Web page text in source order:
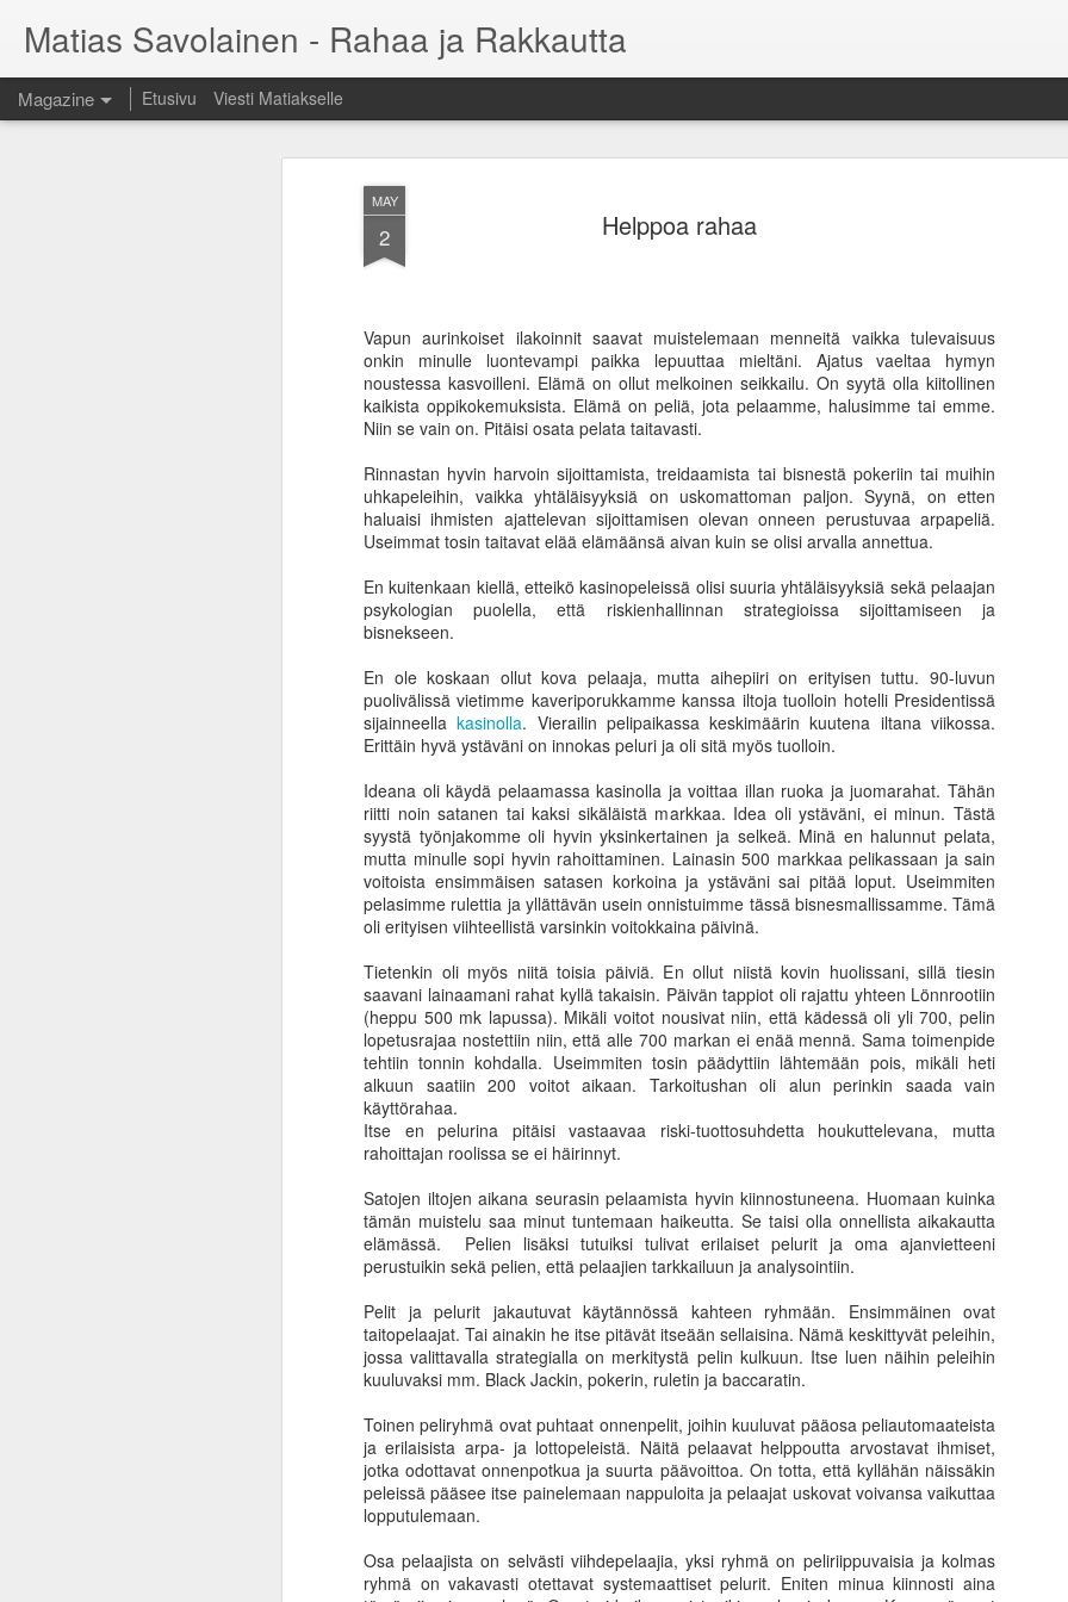
MAY
2 Helppoa rahaa
Vapun aurinkoiset ilakoinnit saavat muistelemaan menneitä vaikka tulevaisuus
onkin minulle luontevampi paikka lepuuttaa mieltäni. Ajatus vaeltaa hymyn
noustessa kasvoilleni. Elämä on ollut melkoinen seikkailu. On syytä olla kiitollinen
kaikista oppikokemuksista. Elämä on peliä, jota pelaamme, halusimme tai emme.
Niin se vain on. Pitäisi osata pelata taitavasti.
Rinnastan hyvin harvoin sijoittamista, treidaamista tai bisnestä pokeriin tai muihin
uhkapeleihin, vaikka yhtäläisyyksiä on uskomattoman paljon. Syynä, on etten
haluaisi ihmisten ajattelevan sijoittamisen olevan onneen perustuvaa arpapeliä.
Useimmat tosin taitavat elää elämäänsä aivan kuin se olisi arvalla annettua.
En kuitenkaan kiellä, etteikö kasinopeleissä olisi suuria yhtäläisyyksiä sekä pelaajan
psykologian puolella, että riskienhallinnan strategioissa sijoittamiseen ja
bisnekseen.
En ole koskaan ollut kova pelaaja, mutta aihepiiri on erityisen tuttu. 90-luvun
puolivälissä vietimme kaveriporukkamme kanssa iltoja tuolloin hotelli Presidentissä
sijainneellakasinolla. Vierailin pelipaikassa keskimäärin kuutena iltana viikossa.
Erittäin hyvä ystäväni on innokas peluri ja oli sitä myös tuolloin.
Ideana oli käydä pelaamassa kasinolla ja voittaa illan ruoka ja juomarahat. Tähän
riitti noin satanen tai kaksi sikäläistä markkaa. Idea oli ystäväni, ei minun. Tästä
syystä työnjakomme oli hyvin yksinkertainen ja selkeä. Minä en halunnut pelata,
mutta minulle sopi hyvin rahoittaminen. Lainasin 500 markkaa pelikassaan ja sain
voitoista ensimmäisen satasen korkoina ja ystäväni sai pitää loput. Useimmiten
pelasimme rulettia ja yllättävän usein onnistuimme tässä bisnesmallissamme. Tämä
oli erityisen viihteellistä varsinkin voitokkaina päivinä.
Tietenkin oli myös niitä toisia päiviä. En ollut niistä kovin huolissani, sillä tiesin
saavani lainaamani rahat kyllä takaisin. Päivän tappiot oli rajattu yhteen Lönnrootiin
(heppu 500 mk lapussa). Mikäli voitot nousivat niin, että kädessä oli yli 700, pelin
lopetusrajaa nostettiin niin, että alle 700 markan ei enää mennä. Sama toimenpide
tehtiin tonnin kohdalla. Useimmiten tosin päädyttiin lähtemään pois, mikäli heti
alkuun saatiin 200 voitot aikaan. Tarkoitushan oli alun perinkin saada vain
käyttörahaa.
Itse en pelurina pitäisi vastaavaa riski-tuottosuhdetta houkuttelevana, mutta
rahoittajan roolissa se ei häirinnyt.
Satojen iltojen aikana seurasin pelaamista hyvin kiinnostuneena. Huomaan kuinka
tämän muistelu saa minut tuntemaan haikeutta. Se taisi olla onnellista aikakautta
elämässä. Pelien lisäksi tutuiksi tulivat erilaiset pelurit ja oma ajanvietteeni
perustuikin sekä pelien, että pelaajien tarkkailuun ja analysointiin.
Pelit ja pelurit jakautuvat käytännössä kahteen ryhmään. Ensimmäinen ovat
taitopelaajat. Tai ainakin he itse pitävät itseään sellaisina. Nämä keskittyvät peleihin,
jossa valittavalla strategialla on merkitystä pelin kulkuun. Itse luen näihin peleihin
kuuluvaksi mm. Black Jackin, pokerin, ruletin ja baccaratin.
Toinen peliryhmä ovat puhtaat onnenpelit, joihin kuuluvat pääosa peliautomaateista
ja erilaisista arpa- ja lottopeleistä. Näitä pelaavat helppoutta arvostavat ihmiset,
jotka odottavat onnenpotkua ja suurta päävoittoa. On totta, että kyllähän näissäkin
peleissä pääsee itse painelemaan nappuloita ja pelaajat uskovat voivansa vaikuttaa
lopputulemaan.
Osa pelaajista on selvästi viihdepelaajia, yksi ryhmä on peliriippuvaisia ja kolmas
ryhmä on vakavasti otettavat systemaattiset pelurit. Eniten minua kiinnosti aina
Matias Savolainen - Rahaa ja Rakkautta
Magazine Etusivu Viesti Matiakselle
9
mutta
Kaikilla sijoituksilla on oma
niihin.
Useimmille sijoittajille
omalla tavallaan liian
seuraamalla erilaisia
asuntosijoittajia tai
Suurin huoleni kuitenkin
on tullut vastaan ajatus,
Inflaation ininää ja
keskuspankin nurinaa
Inflaation käsite on tullut tutuksi
suomalaisille kuluneen vuoden
aikana. Uutisotsikoissa naamariin
päivittäin ja kaupassa hiki tuppaa
puskemaan pintaan tuotteiden
hintoja katsellessa. Oman rahan
ostovoima on vähentynyt, eli
karkkia. Valtaosa ihmisistä
ymmärtää viimeistään nyt, mitä
inflaatio tarkoittaa ja loputkin
tuntevat tämän kukkarossaan.
Uutiset hehkuttavat, että
inflaatiovauhti on hidastunut tai
sen kasvu on hidastunut.
JUN
17
Puuta heinää ja muuta
pikkusuolaista
noususta nyky-ympäristössä voisi
seurata. Inflaation terävän
arjessaan energian ja ruuan
hintojen nousuna. Epämieluisaa.
Harva tulee ajatelleeksi, että
olemme kokeneet valtavaa asset-
takaisen finanssikriisin jälkeen.
Siitä harva pahoittaa mieltään.
Kohoavat osakkeiden ja asuntojen
hinnat sekä alhaiset korot tuovat
tuntee.
MAY
16
Menneisyys, tämä
hetki ja unelma
Näky ja innostus ovat mehukas
jälkeen tankki on jälleen riittävän
täynnä innostusta ja halua nostaa
uutta hanketta pystyyn. Tällä
kertaa näyttäisi myös siltä, että
kokemus ja tiimi tukevat aiempaa
paremmin tahtotilaa.
Tämäkin pidempään mielessä
marinoitu ajatus uudesta
kiinteistöihin sijoittava kuten
aiemmat 7 toteutunutta. Mihin sitä
koira karvoistaan pääsee ja miksi
tehdä jotain sellaista, jota ei ole
harjoitellut pitkään.
APR
28
Paluu uuteen alkuun
ruohonjuurityötä omilla kiinteistösijoitusalueilla. On aivan
hämmästyttävää kuinka paljon oma ajattelu muuttuu maisemaa
vaihtamalla. Helsingistä kun katselee Amerikkaan, tuntuu kuin olisi
laput silmillä. Tilastoista ei näe todellista kehityskulkua eikä oikeastaan
puhumattakaan tunnelmien tulkitsemisesta.
Nousevassa markkinassa on helppoa olla voittaja. Todellisuus
kuitenkin paljastuu ja punnitaan markkinatilateen muuttuessa.